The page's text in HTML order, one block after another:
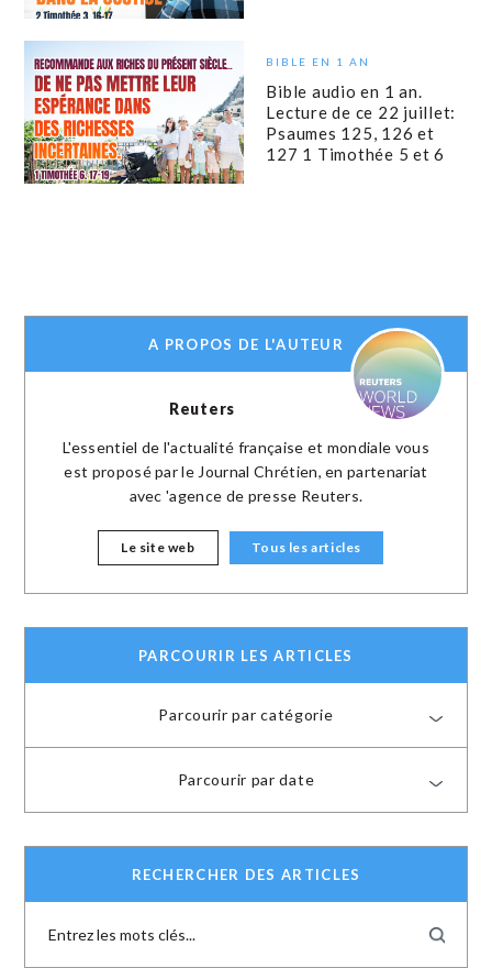
BIBLE EN 1 AN
Bible audio en 1 an.
Lecture de ce 22 juillet:
Psaumes 125, 126 et
127 1 Timothée 5 et 6
A PROPOS DE L'AUTEUR
Reuters
L'essentiel de l'actualité française et mondiale vous
est proposé par le Journal Chrétien, en partenariat
avec 'agence de presse Reuters.
Le site web Tous les articles
PARCOURIR LES ARTICLES
Parcourir par catégorie
Parcourir par date
RECHERCHER DES ARTICLES